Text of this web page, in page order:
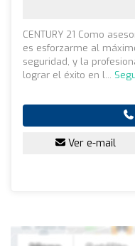
CENTURY 21 Como
es esforzarme al
seguridad, y la
lograr el éxito en l...
Ver e-mail